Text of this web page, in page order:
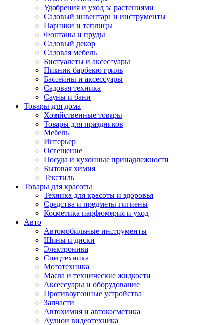
Удобрения и уход за растениями
Садовый инвентарь и инструменты
Парники и теплицы
Фонтаны и пруды
Садовый декор
Садовая мебель
Биотуалеты и аксессуары
Пикник барбекю гриль
Бассейны и аксессуары
Садовая техника
Сауны и бани
Товары для дома
Хозяйственные товары
Товары для праздников
Мебель
Интерьер
Освещение
Посуда и кухонные принадлежности
Бытовая химия
Текстиль
Товары для красоты
Техника для красоты и здоровья
Средства и предметы гигиены
Косметика парфюмерия и уход
Авто
Автомобильные инструменты
Шины и диски
Электроника
Спецтехника
Мототехника
Масла и технические жидкости
Аксессуары и оборудование
Противоугонные устройства
Запчасти
Автохимия и автокосметика
Аудиои видеотехника